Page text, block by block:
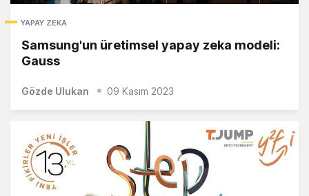
YAPAY ZEKA
Samsung'un üretimsel yapay zeka modeli:
Gauss
Gözde Ulukan 09 Kasım 2023